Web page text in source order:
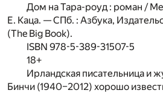
Дом на Тара-роуд : роман /
Е. Каца. — СПб. : Азбука,
(The Big Book).
ISBN 978-5-389-31507-5
18+
Ирландская писательница и
Бинчи (1940–2012) хорошо